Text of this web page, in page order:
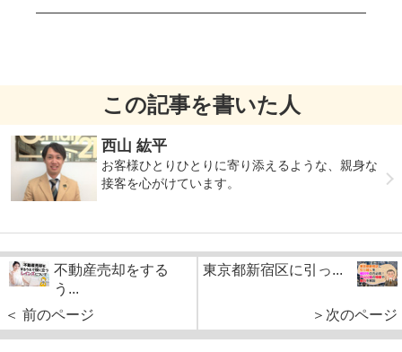
この記事を書いた人
西山 紘平
お客様ひとりひとりに寄り添えるような、親身な
接客を心がけています。
不動産売却をする
う...
＜ 前のページ
東京都新宿区に引っ...
＞次のページ